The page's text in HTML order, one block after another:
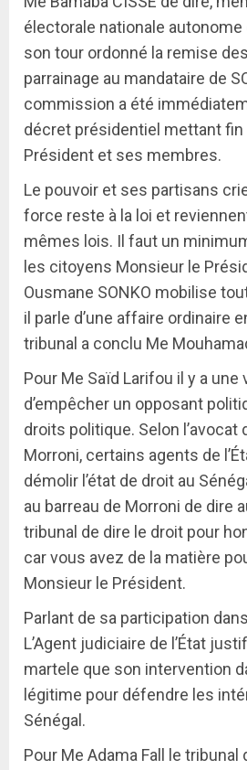
électorale nationale autonome
son tour ordonné la remise
parrainage au mandataire de
commission a été
décret présidentiel mettant
Président et ses membres.
Le pouvoir et ses partisans
force reste à la loi et
mêmes lois. Il faut un
les citoyens Monsieur le
Ousmane SONKO mobilise
il parle d’une affaire ordinaire
tribunal a conclu Me
Pour Me Saïd Larifou il y a une
d’empêcher un opposant
droits politique. Selon l’avocat
Morroni, certains agents de
démolir l’état de droit au
au barreau de Morroni de dire
tribunal de dire le droit pour
car vous avez de la matière
Monsieur le Président.
Parlant de sa participation
L’Agent judiciaire de l’État
martele que son intervention
légitime pour défendre les
Sénégal.
Pour Me Adama Fall le